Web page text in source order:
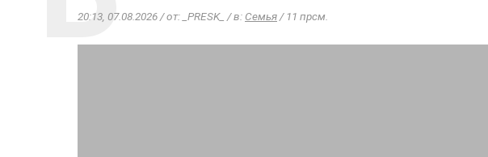
20:13, 07.08.2026 / от: _PRESK_ / в: Семья/ 11 прсм.